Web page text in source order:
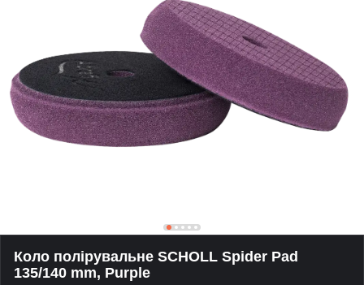
Коло полірувальне SCHOLL Spider Pad
135/140 mm, Purple